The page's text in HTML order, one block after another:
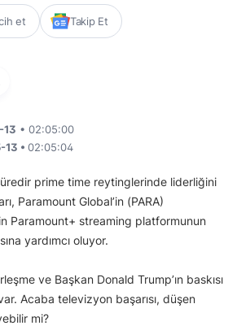
et Takip Et
• 02:05:00
13 • 02:05:04
prime time reytinglerinde liderliğini
Paramount Global’in (PARA)
Paramount+ streaming platformunun
yardımcı oluyor.
ve Başkan Donald Trump’ın baskısı
Acaba televizyon başarısı, düşen
mi?